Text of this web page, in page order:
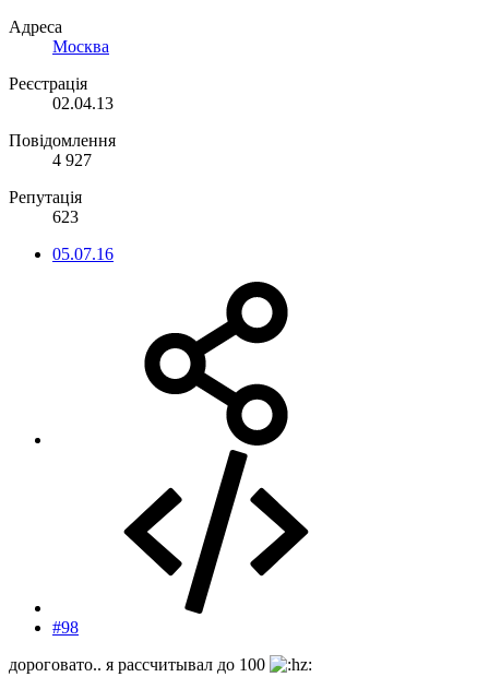
Адреса
Москва
Реєстрація
02.04.13
Повідомлення
4 927
Репутація
623
05.07.16
#98
дороговато.. я рассчитывал до 100